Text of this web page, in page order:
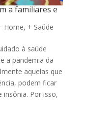
a familiares e
Home, + Saúde
à saúde
a pandemia da
aquelas que
podem ficar
insônia. Por isso,